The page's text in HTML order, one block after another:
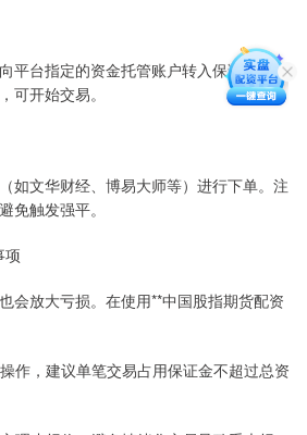
平台指定的资金托管账户转入保证金。入
可开始交易。
如文华财经、博易大师等）进行下单。注
免触发强平。
项
会放大亏损。在使用**中国股指期货配资
作，建议单笔交易占用保证金不超过总资